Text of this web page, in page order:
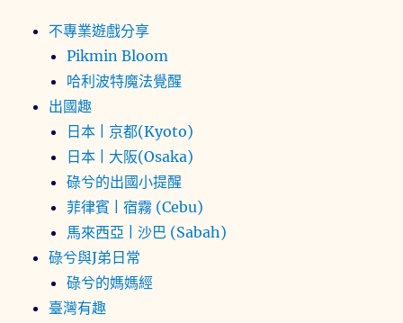
不專業遊戲分享
Pikmin Bloom
哈利波特魔法覺醒
出國趣
日本 | 京都(Kyoto)
日本 | 大阪(Osaka)
碌兮的出國小提醒
菲律賓 | 宿霧 (Cebu)
馬來西亞 | 沙巴 (Sabah)
碌兮與J弟日常
碌兮的媽媽經
臺灣有趣